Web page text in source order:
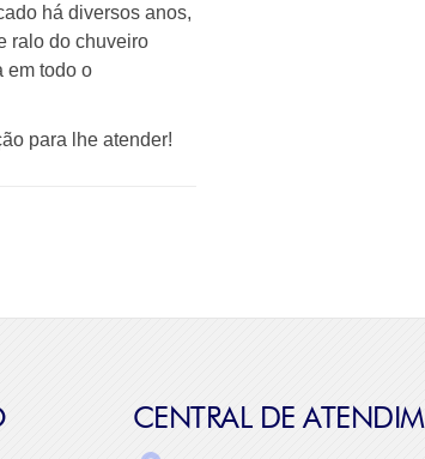
há diversos anos,
ralo do chuveiro
em todo o
para lhe atender!
CENTRAL DE